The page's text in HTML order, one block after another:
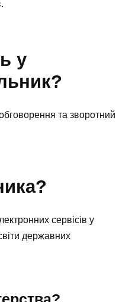
у
та зворотний
сервісів у
державних